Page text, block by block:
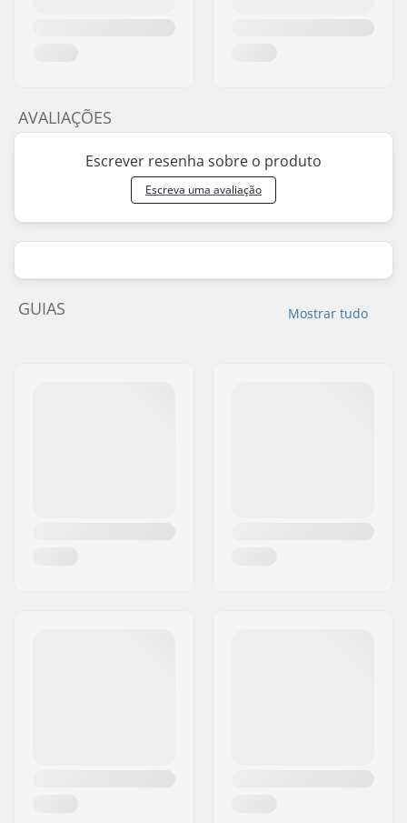
AVALIAÇÕES
Escrever resenha sobre o produto
Escreva uma avaliação
Mostrar tudo
GUIAS